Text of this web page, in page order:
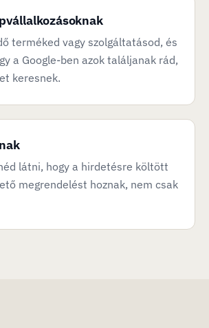
terméked vagy szolgáltatásod, és
a Google-ben azok találjanak rád,
keresnek.
látni, hogy a hirdetésre költött
megrendelést hoznak, nem csak